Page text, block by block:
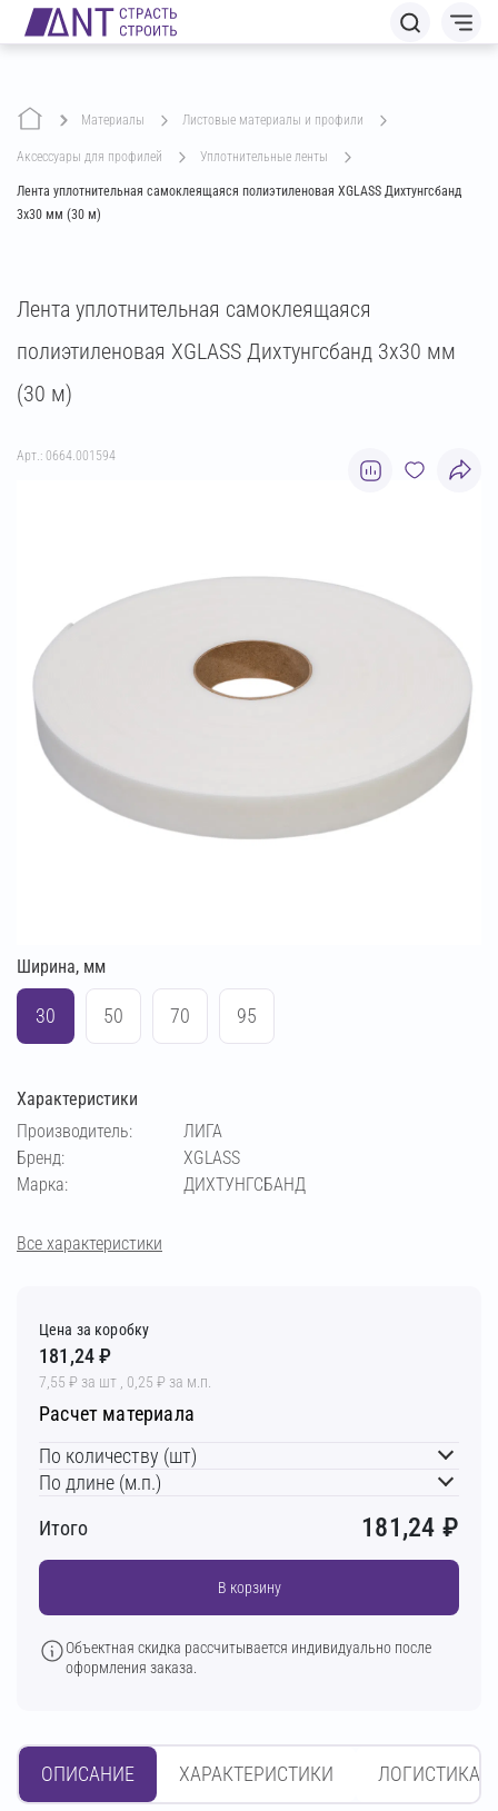
Материалы листовые материалы и профили
аксессуары для профилей уплотнительные ленты
Лента уплотнительная самоклеящаяся полиэтиленовая XGLASS Дихтунгсбанд
3х30 мм (30 м)
Лента уплотнительная самоклеящаяся
полиэтиленовая XGLASS Дихтунгсбанд 3х30 мм
(30 м)
Арт.: 0664.001594
Ширина, мм
30 50 70 95
Характеристики
Производитель:
ЛИГА
Бренд:
XGLASS
Марка:
ДИХТУНГСБАНД
Все характеристики
Цена за коробку
181,24 ₽
7,55 ₽ за шт , 0,25 ₽ за м.п.
Расчет материала
По количеству (шт)
По длине (м.п.)
Итого
181,24 ₽
В корзину
Объектная скидка рассчитывается индивидуально после
оформления заказа.
ОПИСАНИЕ ХАРАКТЕРИСТИКИ ЛОГИСТИКА